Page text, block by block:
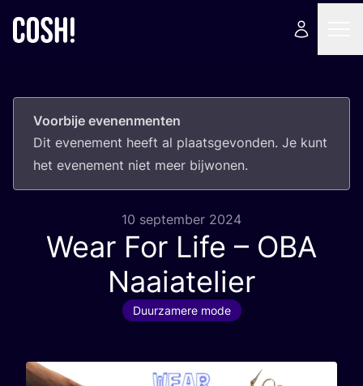
Voorbije evenenmenten
Dit eve­ne­ment heeft al plaats­ge­von­den. Je kunt
het eve­ne­ment niet meer bijwonen.
10 september 2024
Wear For Life – OBA
Naaiatelier
Duurzamere mode